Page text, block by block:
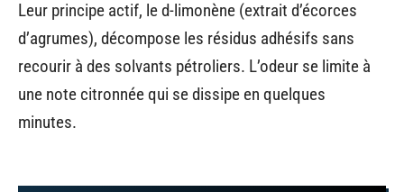
Leur principe actif, le d-limonène (extrait d’écorces
d’agrumes), décompose les résidus adhésifs sans
recourir à des solvants pétroliers. L’odeur se limite à
une note citronnée qui se dissipe en quelques
minutes.